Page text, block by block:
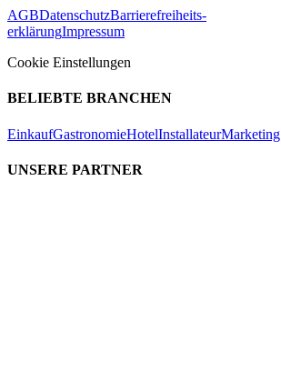
AGBDatenschutzBarrierefreiheits-
erklärungImpressum
Cookie Einstellungen
BELIEBTE BRANCHEN
EinkaufGastronomieHotelInstallateurMarketing
UNSERE PARTNER